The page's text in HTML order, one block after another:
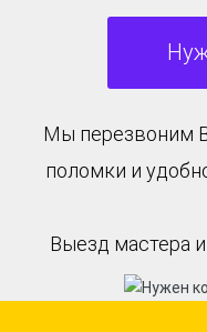
Мы перезвоним
поломки и
Выезд мастера